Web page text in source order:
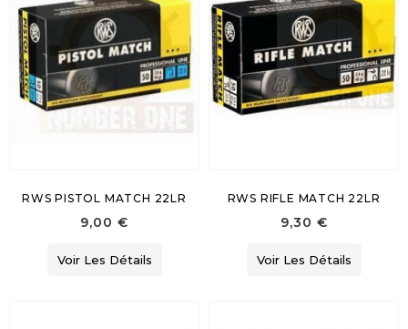
RWS PISTOL MATCH 22LR
9,00 €
Voir Les Détails
RWS RIFLE MATCH 22LR
9,30 €
Voir Les Détails